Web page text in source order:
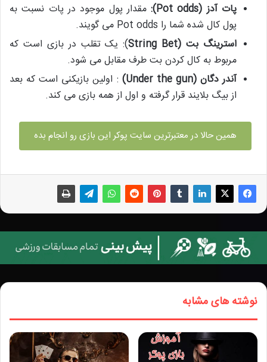
پات آدز (Pot odds
):مقدار پول موجود در پات نسبت به
پول کال شده شما را Pot odds می گویند.
استرینگ بت (String Bet): یک تقلب در بازی است که
مربوط به کال کردن بت طرف مقابل می شود.
آندر دگان (Under the gun
) : اولین بازیکنی است که بعد
از بیگ بلایند قرار گرفته و اول از همه بازی می کند.
همین حالا در معتبرترین سایت پوکر این بازی رو انجام بده
نوشته های مشابه